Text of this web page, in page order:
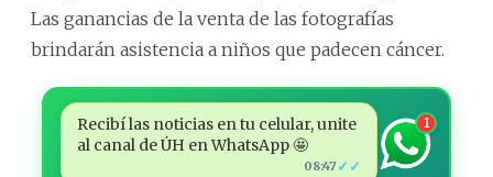
Las ganancias de la venta de las fotografías
brindarán asistencia a niños que padecen cáncer.
Recibí las noticias en tu celular, unite
al canal de ÚH en WhatsApp 🤩
08:47 ✓✓
1